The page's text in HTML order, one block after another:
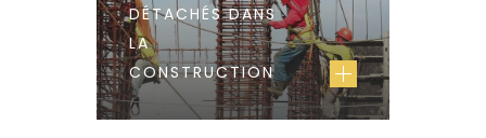
DÉTACHÉS DANS
LA
CONSTRUCTION